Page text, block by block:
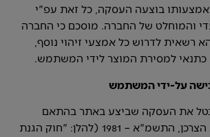
בוצעה העסקה, כל זאת עפ"י
והמוחלט של החברה. מוסכם כי החברה
רשאית לדרוש כל אמצעי זיהוי נוסף,
למסירת המוצר לידי המשתמש.
את העסקה שביצע באתר בהתאם
להוראות חוק הגנת הצרכן, התשמ"א – 1981 (להלן: "חוק הגנת